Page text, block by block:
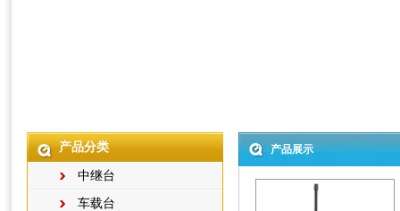
产品分类
中继台
车载台
产品展示